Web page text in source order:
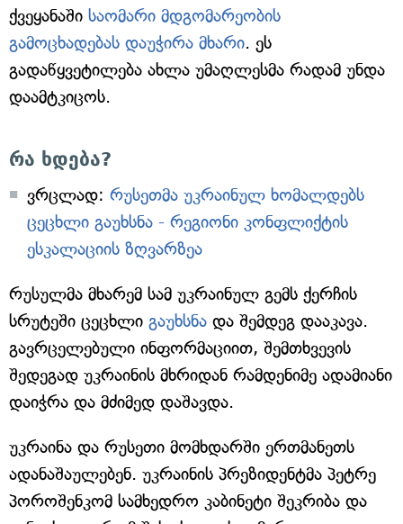
ქვეყანაში საომარი მდგომარეობის
გამოცხადებას დაუჭირა მხარი. ეს
გადაწყვეტილება ახლა უმაღლესმა რადამ უნდა
დაამტკიცოს.
რა ხდება?
ვრცლად: რუსეთმა უკრაინულ ხომალდებს
ცეცხლი გაუხსნა - რეგიონი კონფლიქტის
ესკალაციის ზღვარზეა
რუსულმა მხარემ სამ უკრაინულ გემს ქერჩის
სრუტეში ცეცხლი გაუხსნა და შემდეგ დააკავა.
გავრცელებული ინფორმაციით, შემთხვევის
შედეგად უკრაინის მხრიდან რამდენიმე ადამიანი
დაიჭრა და მძიმედ დაშავდა.
უკრაინა და რუსეთი მომხდარში ერთმანეთს
ადანაშაულებენ. უკრაინის პრეზიდენტმა პეტრე
პოროშენკომ სამხედრო კაბინეტი შეკრიბა და